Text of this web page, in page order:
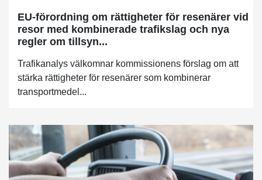
EU-förordning om rättigheter för resenärer vid
resor med kombinerade trafikslag och nya
regler om tillsyn...
Trafikanalys välkomnar kommissionens förslag om att
stärka rättigheter för resenärer som kombinerar
transportmedel...